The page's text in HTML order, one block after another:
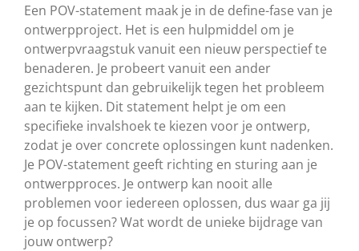
Een POV-statement maak je in de define-fase van je
ontwerpproject. Het is een hulpmiddel om je
ontwerpvraagstuk vanuit een nieuw perspectief te
benaderen. Je probeert vanuit een ander
gezichtspunt dan gebruikelijk tegen het probleem
aan te kijken. Dit statement helpt je om een
specifieke invalshoek te kiezen voor je ontwerp,
zodat je over concrete oplossingen kunt nadenken.
Je POV-statement geeft richting en sturing aan je
ontwerpproces. Je ontwerp kan nooit alle
problemen voor iedereen oplossen, dus waar ga jij
je op focussen? Wat wordt de unieke bijdrage van
jouw ontwerp?